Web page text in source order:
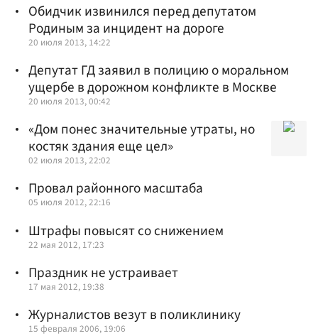
Обидчик извинился перед депутатом
Родиным за инцидент на дороге
20 июля 2013, 14:22
Депутат ГД заявил в полицию о моральном
ущербе в дорожном конфликте в Москве
20 июля 2013, 00:42
«Дом понес значительные утраты, но
костяк здания еще цел»
02 июля 2013, 22:02
Провал районного масштаба
05 июля 2012, 22:16
Штрафы повысят со снижением
22 мая 2012, 17:23
Праздник не устраивает
17 мая 2012, 19:38
Журналистов везут в поликлинику
15 февраля 2006, 19:06